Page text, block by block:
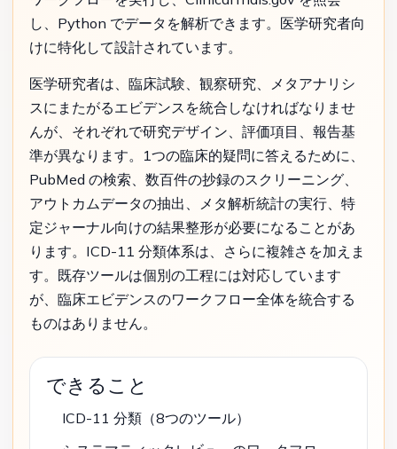
し、Python でデータを解析できます。医学研究者向
けに特化して設計されています。
医学研究者は、臨床試験、観察研究、メタアナリシ
スにまたがるエビデンスを統合しなければなりませ
んが、それぞれで研究デザイン、評価項目、報告基
準が異なります。1つの臨床的疑問に答えるために、
PubMed の検索、数百件の抄録のスクリーニング、
アウトカムデータの抽出、メタ解析統計の実行、特
定ジャーナル向けの結果整形が必要になることがあ
ります。ICD-11 分類体系は、さらに複雑さを加えま
す。既存ツールは個別の工程には対応しています
が、臨床エビデンスのワークフロー全体を統合する
ものはありません。
できること
ICD-11 分類（8つのツール）